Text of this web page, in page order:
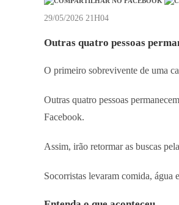
29/05/2026 21H04
Outras quatro pessoas
O primeiro sobrevivente de uma
Outras quatro pessoas
Facebook.
Assim, irão retormar as buscas
Socorristas levaram comida, água